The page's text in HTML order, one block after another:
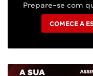
Prepare-se com
COMECE A